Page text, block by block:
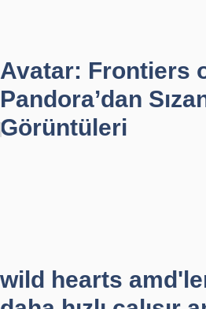
Avatar: Frontiers
Pandora’dan
Görüntüleri
wild hearts